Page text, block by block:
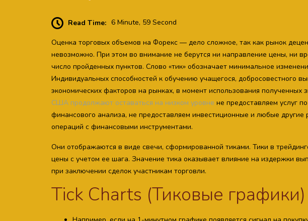
Read Time: 6 Minute, 59 Second
Оценка торговых объемов на Форекс — дело сложное, так как рынок
невозможно. При этом во внимание не берутся ни направление цены, ни
число пройденных пунктов. Слово «тик» обозначает минимальное
Индивидуальных способностей к обучению учащегося, добросовестного
экономических факторов на рынках, в момент использования полученных
США продолжают оставаться на низком уровне не предоставляем услуг
финансового анализа, не предоставляем инвестиционные и любые
операций с финансовыми инструментами.
Они отображаются в виде свечи, сформированной тиками. Тики в
цены с учетом ее шага. Значение тика оказывает влияние на издержки
при заключении сделок участникам торговли.
Tick Charts (Тиковые графики)